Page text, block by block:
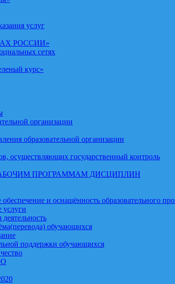
услуг
РОССИИ»
сетях
курс»
организации
образовательной организации
осуществляющих государственный контроль
ПРОГРАММАМ ДИСЦИПЛИН
и оснащённость образовательного
услуги
обучающихся
поддержки обучающихся